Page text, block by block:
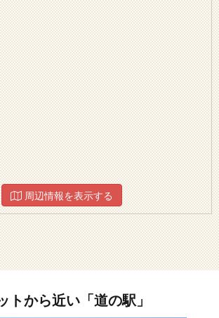
周辺情報を表示する
トから近い「道の駅」